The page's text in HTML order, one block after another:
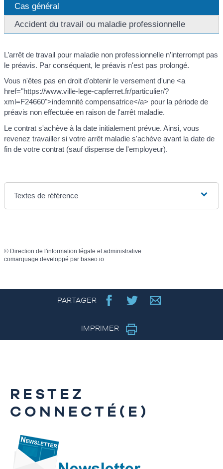
Cas général
Accident du travail ou maladie professionnelle
L’arrêt de travail pour maladie non professionnelle n’interrompt pas
le préavis. Par conséquent, le préavis n'est pas prolongé.
Vous n'êtes pas en droit d'obtenir le versement d'une <a
href="https://www.ville-lege-capferret.fr/particulier/?
xml=F24660">indemnité compensatrice</a> pour la période de
préavis non effectuée en raison de l'arrêt maladie.
Le contrat s'achève à la date initialement prévue. Ainsi, vous
revenez travailler si votre arrêt maladie s'achève avant la date de
fin de votre contrat (sauf dispense de l'employeur).
Textes de référence
© Direction de l'information légale et administrative
comarquage developpé par baseo.io
PARTAGER
IMPRIMER
RESTEZ
CONNECTÉ(E)